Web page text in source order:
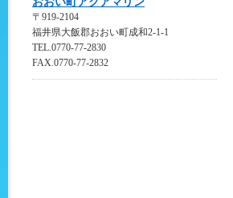
〒919-2104
福井県大飯郡おおい町成和2-1-1
TEL.0770-77-2830
FAX.0770-77-2832